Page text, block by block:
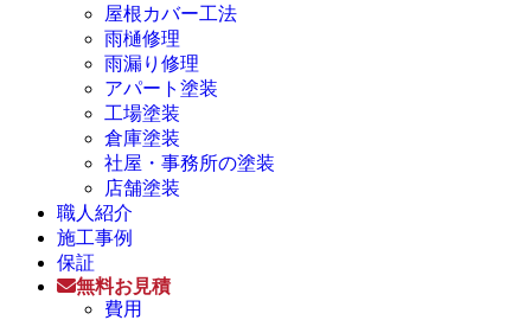
屋根カバー工法
雨樋修理
雨漏り修理
アパート塗装
工場塗装
倉庫塗装
社屋・事務所の塗装
店舗塗装
職人紹介
施工事例
保証
無料お見積
費用